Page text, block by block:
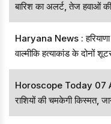
बारिश का अलर्ट, तेज हवाओं
Haryana News :
वाल्मीकि हत्याकांड के दोनों
Horoscope Today 07
राशियों की चमकेगी किस्मत,